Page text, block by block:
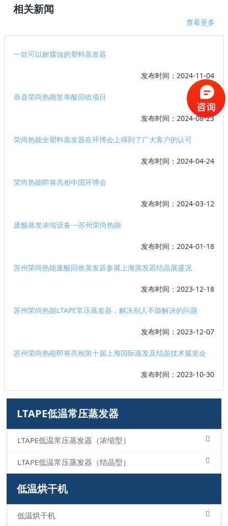
相关新闻
查看更多
一款可以耐腐蚀的塑料蒸发器
发布时间：2024-11-04
恭喜荣尚热能签单酸回收项目
发布时间：2024-08-23
荣尚热能全塑料蒸发器在环博会上得到了广大客户的认可
发布时间：2024-04-24
荣尚热能即将亮相中国环博会
发布时间：2024-03-12
废酸蒸发浓缩设备---苏州荣尚热能
发布时间：2024-01-18
苏州荣尚热能废酸回收蒸发器参展上海蒸发器结晶展盛况
发布时间：2023-12-18
苏州荣尚热能LTAPE常压蒸发器，解决别人不能解决的问题
发布时间：2023-12-07
苏州荣尚热能即将亮相第十届上海国际蒸发及结晶技术展览会
发布时间：2023-10-30
LTAPE低温常压蒸发器
LTAPE低温常压蒸发器（浓缩型）
LTAPE低温常压蒸发器（结晶型）
低温烘干机
低温烘干机